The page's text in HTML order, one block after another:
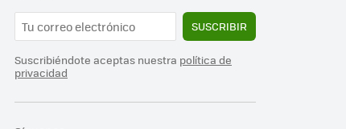
SUSCRIBIR
Suscribiéndote aceptas nuestra política de
privacidad